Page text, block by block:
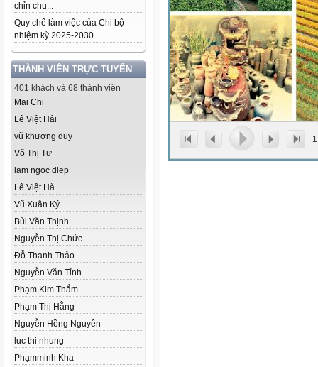
chỉn chu...
Quy chế làm việc của Chi bộ
nhiệm kỳ 2025-2030...
THÀNH VIÊN TRỰC TUYẾN
401 khách và 68 thành viên
Mai Chi
Lê Việt Hải
vũ khương duy
Võ Thị Tư
lam ngoc diep
Lê Việt Hà
Vũ Xuân Ký
Bùi Văn Thịnh
Nguyễn Thị Chức
Đỗ Thanh Thảo
Nguyễn Văn Tỉnh
Phạm Kim Thắm
Phạm Thị Hằng
Nguyễn Hồng Nguyên
luc thi nhung
Phạmminh Kha
1